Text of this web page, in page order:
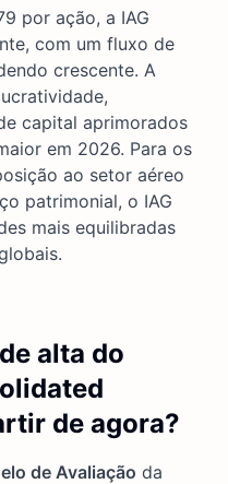
por ação, a IAG
com um fluxo de
crescente. A
capital aprimorados
em 2026. Para os
ao setor aéreo
patrimonial, o IAG
mais equilibradas
alta do
de agora?
de Avaliação da